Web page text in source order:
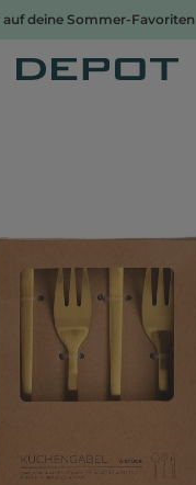
auf deine Sommer-Favoriten